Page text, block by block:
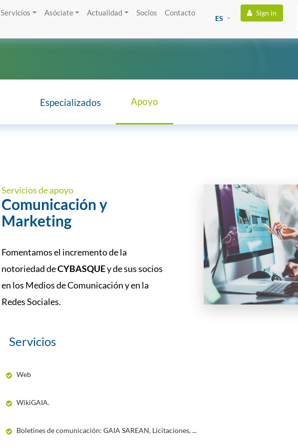
Servicios Asóciate Actualidad Socios Contacto
ES
Sign in
Especializados Apoyo
Servicios de apoyo
Comunicación y
Marketing
Fomentamos el incremento de la
notoriedad deCYBASQUEy de sus socios
en los Medios de Comunicación y en la
Redes Sociales.
Servicios
Web
WikiGAIA.
Boletines de comunicación: GAIA SAREAN, Licitaciones, ...